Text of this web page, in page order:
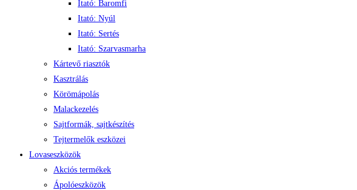
Itató: Baromfi
Itató: Nyúl
Itató: Sertés
Itató: Szarvasmarha
Kártevő riasztók
Kasztrálás
Körömápolás
Malackezelés
Sajtformák, sajtkészítés
Tejtermelők eszközei
Lovaseszközök
Akciós termékek
Ápolóeszközök